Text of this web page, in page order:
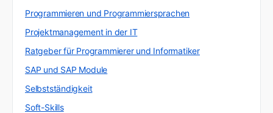
Programmieren und Programmiersprachen
Projektmanagement in der IT
Ratgeber für Programmierer und Informatiker
SAP und SAP Module
Selbstständigkeit
Soft-Skills